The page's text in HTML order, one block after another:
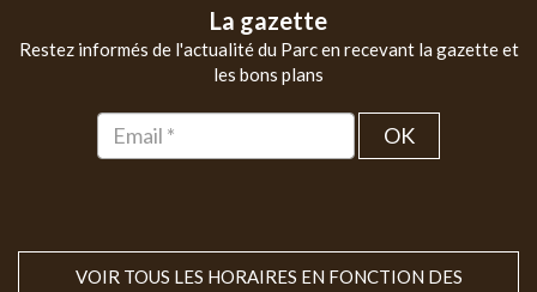
La gazette
Restez informés de l'actualité du Parc en recevant la gazette et
les bons plans
OK
VOIR TOUS LES HORAIRES EN FONCTION DES